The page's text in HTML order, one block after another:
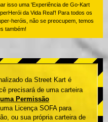
isso uma 'Experiência de Go-Kart
da Vida Real'! Para todos os
heróis, não se preocupem, temos
também!
da Street Kart é
precisará de uma carteira
uma Permissão
Licença SOFA para
ou sua própria carteira de